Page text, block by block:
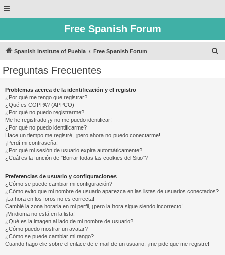
Free Spanish Forum
Spanish Institute of Puebla Free Spanish Forum
Preguntas Frecuentes
Problemas acerca de la identificación y el registro
¿Por qué me tengo que registrar?
¿Qué es COPPA? (APPCO)
¿Por qué no puedo registrarme?
Me he registrado ¡y no me puedo identificar!
¿Por qué no puedo identificarme?
Hace un tiempo me registré, ¡pero ahora no puedo conectarme!
¡Perdí mi contraseña!
¿Por qué mi sesión de usuario expira automáticamente?
¿Cuál es la función de "Borrar todas las cookies del Sitio"?
Preferencias de usuario y configuraciones
¿Cómo se puede cambiar mi configuración?
¿Cómo evito que mi nombre de usuario aparezca en las listas de usuarios conectados?
¡La hora en los foros no es correcta!
Cambié la zona horaria en mi perfil, ¡pero la hora sigue siendo incorrecto!
¡Mi idioma no está en la lista!
¿Qué es la imagen al lado de mi nombre de usuario?
¿Cómo puedo mostrar un avatar?
¿Cómo se puede cambiar mi rango?
Cuando hago clic sobre el enlace de e-mail de un usuario, ¡me pide que me registre!